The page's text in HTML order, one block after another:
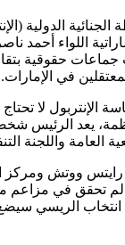
الدولية
اللواء أحمد
جماعات حقوقية
في الإمارات.
الإنتربول لا
يعد الرئيس
واللجنة
ووتش ومركز
لم تحقق في مزاعم
انتخاب الريسي سيضع